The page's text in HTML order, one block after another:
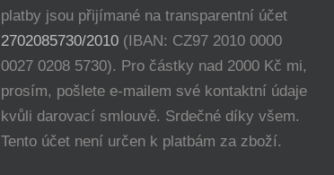
platby jsou přijímané na transparentní účet
2702085730/2010(IBAN: CZ97 2010 0000
0027 0208 5730). Pro částky nad 2000 Kč mi,
prosím, pošlete e-mailem své kontaktní údaje
kvůli darovací smlouvě. Srdečné díky všem.
Tento účet není určen k platbám za zboží.